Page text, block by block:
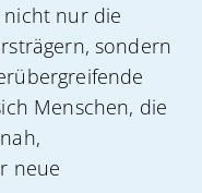
nicht nur die
sondern
Menschen, die
neue